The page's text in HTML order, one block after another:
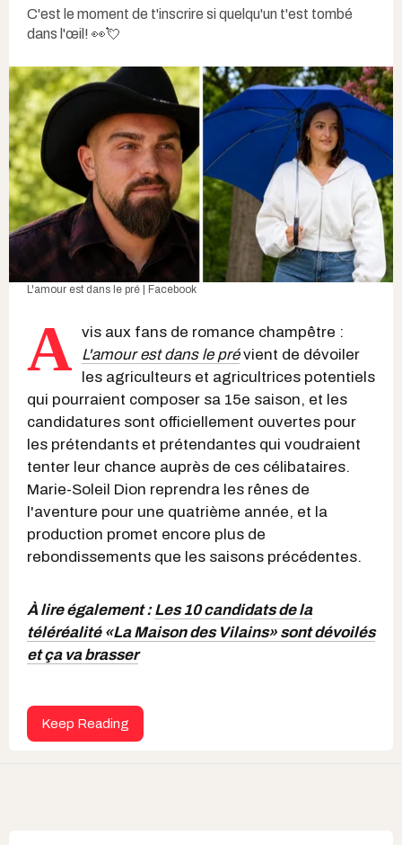
C'est le moment de t'inscrire si quelqu'un t'est tombé
dans l'œil! 👀💘
L'amour est dans le pré | Facebook
A vis aux fans de romance champêtre :
L'amour est dans le prévient de dévoiler
les agriculteurs et agricultrices potentiels
qui pourraient composer sa 15e saison, et les
candidatures sont officiellement ouvertes pour
les prétendants et prétendantes qui voudraient
tenter leur chance auprès de ces célibataires.
Marie-Soleil Dion reprendra les rênes de
l'aventure pour une quatrième année, et la
production promet encore plus de
rebondissements que les saisons précédentes.
À lire également :Les 10 candidats de la
téléréalité «La Maison des Vilains» sont dévoilés
et ça va brasser
Keep Reading